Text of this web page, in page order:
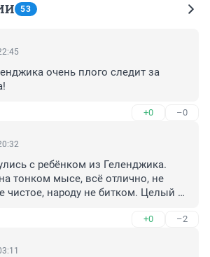
53
очень плого следит за
+0 –0
с ребёнком из Геленджика.
тонком мысе, всё отлично, не
чистое, народу не битком. Целый
много народу и естественно
+0 –2